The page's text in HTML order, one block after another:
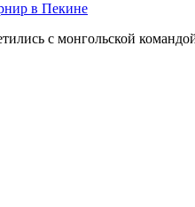
в Пекине
с монгольской